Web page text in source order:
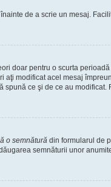
de a scrie un mesaj.
doar pentru o scurta
modificat acel mesaj
ce şi de ce au
o semnătură din formularul de
semnăturii unor